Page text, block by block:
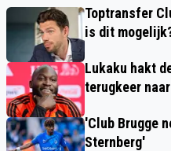
Toptransfer
is dit
Lukaku hakt
terugkeer naar
'Club Brugge
Sternberg'